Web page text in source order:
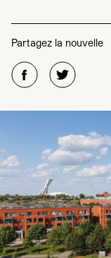
Partagez la nouvelle